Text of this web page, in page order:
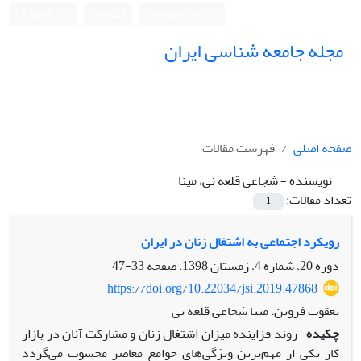
مجله جامعه شناسی ایران
صفحه اصلی
فهرست مقالات
نویسنده =شجاعی قلعه نی، مینا
تعداد مقالات:
1
رویکرد اجتماعی به اشتغال زنان در ایران
دوره 20، شماره 4، زمستان 1398، صفحه
33-47
https://doi.org/10.22034/jsi.2019.47868
یعقوب فروتن، مینا شجاعی قلعه نی
چکیده روند فزاینده میزان اشتغال زنان و مشارکت آنان در بازار
کار یکی از مهم‌ترین ویژگی‌های جوامع معاصر محسوب می‌گردد